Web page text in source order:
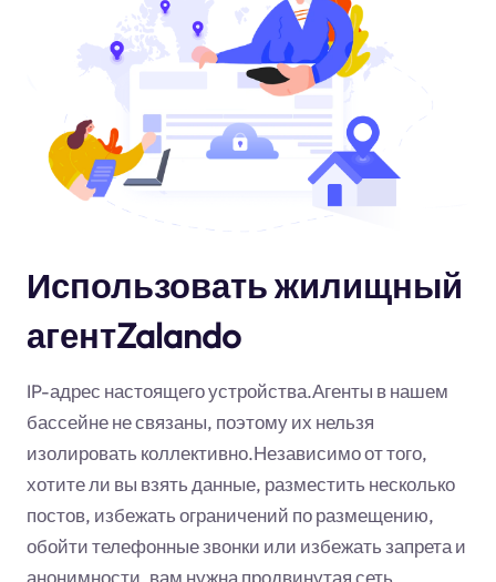
Использовать жилищный
агентZalando
IP-адрес настоящего устройства.Агенты в нашем
бассейне не связаны, поэтому их нельзя
изолировать коллективно.Независимо от того,
хотите ли вы взять данные, разместить несколько
постов, избежать ограничений по размещению,
обойти телефонные звонки или избежать запрета и
анонимности, вам нужна продвинутая сеть